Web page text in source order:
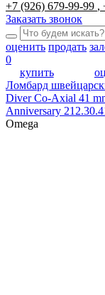
+7 (926) 679-99-99
Заказать звонок
оценить продать
0
купить
Ломбард
Diver Co-Axial 41
Anniversary
Omega